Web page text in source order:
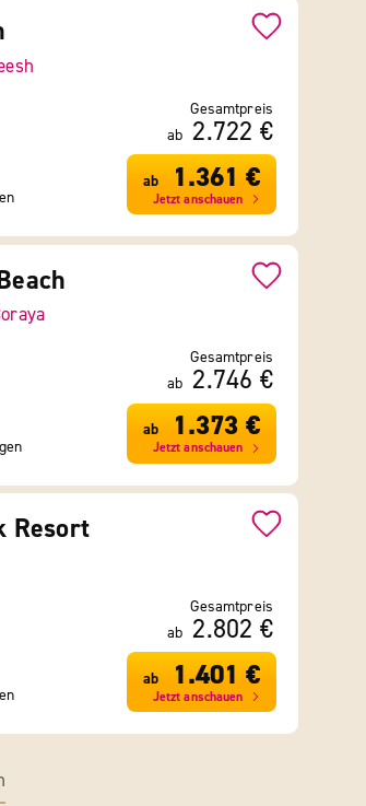
Gesamtpreis
ab 2.722 €
ab 1.361 €
Jetzt anschauen
Gesamtpreis
ab 2.746 €
ab 1.373 €
Jetzt anschauen
Resort
Gesamtpreis
ab 2.802 €
ab 1.401 €
Jetzt anschauen